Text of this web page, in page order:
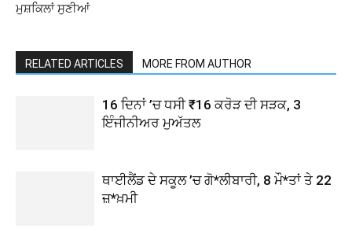
ਮੁਸ਼ਕਿਲਾਂ ਸੁਣੀਆਂ
RELATED ARTICLES MORE FROM AUTHOR
16 ਦਿਨਾਂ ’ਚ ਧਸੀ ₹16 ਕਰੋੜ ਦੀ ਸੜਕ, 3
ਇੰਜੀਨੀਅਰ ਮੁਅੱਤਲ
ਥਾਈਲੈਂਡ ਦੇ ਸਕੂਲ ’ਚ ਗੋ*ਲੀਬਾਰੀ, 8 ਮੌ*ਤਾਂ ਤੇ 22
ਜ਼*ਖ਼ਮੀ